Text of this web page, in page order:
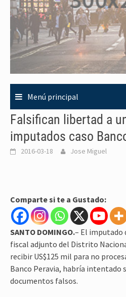
Menú principal
Falsifican libertad a
imputados caso
2016-03-18 Jose Miguel
Comparte si te a Gustado:
SANTO DOMINGO.– El imputado
fiscal adjunto del Distrito
recibir US$125 mil para no
Banco Peravia, habría intentado
documentos falsos.